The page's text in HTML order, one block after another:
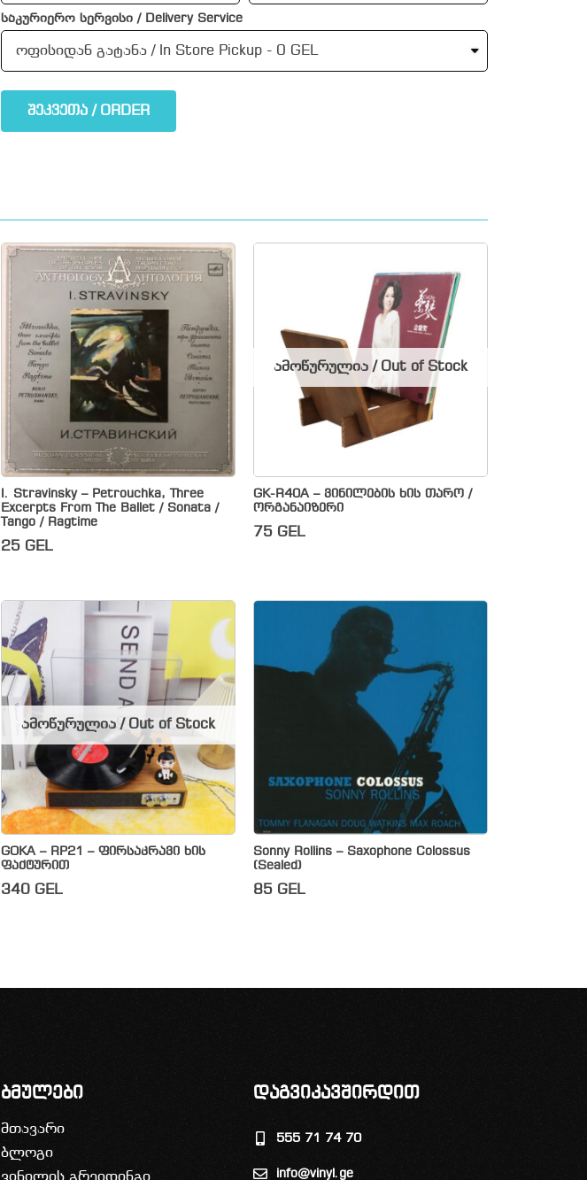
საკურიერო სერვისი / Delivery Service
შეკვეთა / ORDER
I. Stravinsky – Petrouchka, Three
Excerpts From The Ballet / Sonata /
Tango / Ragtime
25 GEL
GK-R40A – ვინილების ხის თარო /
ორგანაიზერი
75 GEL
ამოწურულია / Out of Stock
GOKA – RP21 – ფირსაკრავი ხის
ფაქტურით
340 GEL
ამოწურულია / Out of Stock
Sonny Rollins – Saxophone Colossus
(Sealed)
85 GEL
ბმულები
მთავარი
ბლოგი
დაგვიკავშირდით
555 71 74 70
info@vinyl.ge